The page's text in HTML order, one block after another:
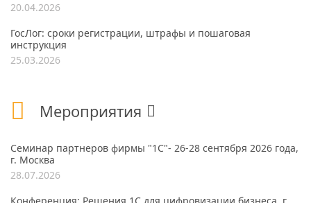
20.04.2026
ГосЛог: сроки регистрации, штрафы и пошаговая
инструкция
25.03.2026
Мероприятия
Семинар партнеров фирмы "1С"- 26-28 сентября 2026 года,
г. Москва
28.07.2026
Конференция: Решения 1С для цифровизации бизнеса, г.